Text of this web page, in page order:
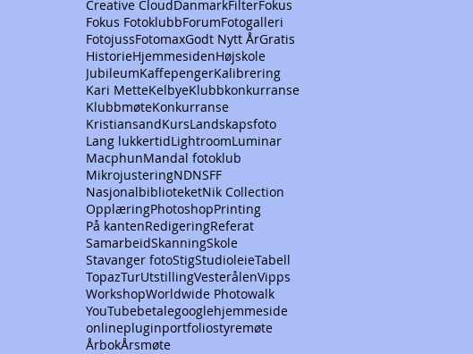
Creative CloudDanmarkFilterFokus
Fokus FotoklubbForumFotogalleri
FotojussFotomaxGodt Nytt ÅrGratis
HistorieHjemmesidenHøjskole
JubileumKaffepengerKalibrering
Kari MetteKelbyeKlubbkonkurranse
KlubbmøteKonkurranse
KristiansandKursLandskapsfoto
Lang lukkertidLightroomLuminar
MacphunMandal fotoklub
MikrojusteringNDNSFF
NasjonalbiblioteketNik Collection
OpplæringPhotoshopPrinting
På kantenRedigeringReferat
SamarbeidSkanningSkole
Stavanger fotoStigStudioleieTabell
TopazTurUtstillingVesterålenVipps
WorkshopWorldwide Photowalk
YouTubebetalegooglehjemmeside
onlinepluginportfoliostyremøte
ÅrbokÅrsmøte